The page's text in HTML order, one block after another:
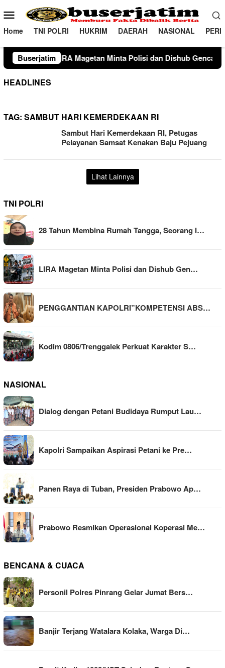
ke
konten
Menu
Mobile
Home TNI POLRI HUKRIM DAERAH NASIONAL
Buserjatim
Minta Polisi dan Dishub Gencarkan Sosialisasi
HEADLINES
TAG: SAMBUT HARI KEMERDEKAAN RI
Sambut Hari Kemerdekaan RI, Petugas
Pelayanan Samsat Kenakan Baju Pejuang
Lihat Lainnya
TNI POLRI
28 Tahun Membina Rumah Tangga, Seorang I…
LIRA Magetan Minta Polisi dan Dishub Gen…
PENGGANTIAN KAPOLRI”KOMPETENSI ABS…
Kodim 0806/Trenggalek Perkuat Karakter S…
NASIONAL
Dialog dengan Petani Budidaya Rumput Lau…
Kapolri Sampaikan Aspirasi Petani ke Pre…
Panen Raya di Tuban, Presiden Prabowo Ap…
Prabowo Resmikan Operasional Koperasi Me…
BENCANA & CUACA
Personil Polres Pinrang Gelar Jumat Bers…
Banjir Terjang Watalara Kolaka, Warga Di…